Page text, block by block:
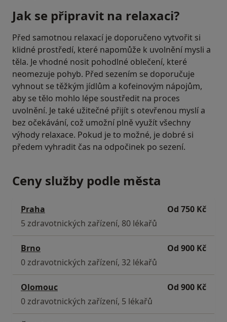
Jak se připravit na relaxaci?
Před samotnou relaxací je doporučeno vytvořit si
klidné prostředí, které napomůže k uvolnění mysli a
těla. Je vhodné nosit pohodlné oblečení, které
neomezuje pohyb. Před sezením se doporučuje
vyhnout se těžkým jídlům a kofeinovým nápojům,
aby se tělo mohlo lépe soustředit na proces
uvolnění. Je také užitečné přijít s otevřenou myslí a
bez očekávání, což umožní plně využít všechny
výhody relaxace. Pokud je to možné, je dobré si
předem vyhradit čas na odpočinek po sezení.
Ceny služby podle města
Praha
Od 750 Kč
5 zdravotnických zařízení, 80 lékařů
Brno
Od 900 Kč
0 zdravotnických zařízení, 32 lékařů
Olomouc
Od 900 Kč
0 zdravotnických zařízení, 5 lékařů